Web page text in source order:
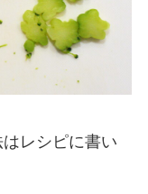
レシピに書い